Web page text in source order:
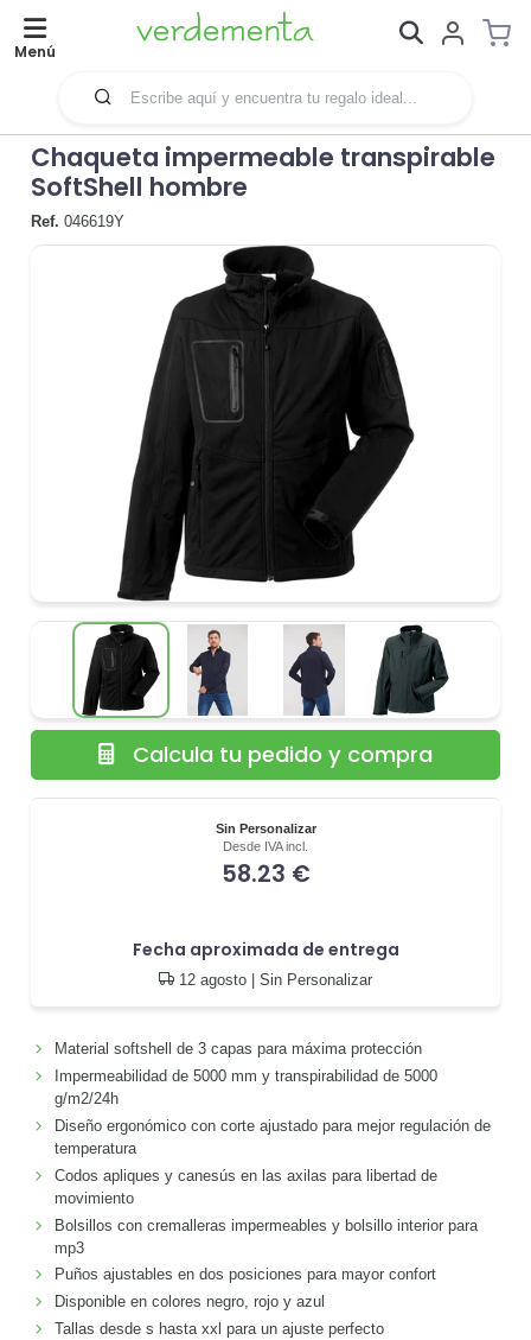
Menú
Chaqueta impermeable transpirable
SoftShell hombre
Ref. 046619Y
Sin Personalizar
Desde IVA incl.
58.23 €
Fecha aproximada de entrega
12 agosto | Sin Personalizar
Calcula tu pedido y compra
Material softshell de 3 capas para máxima protección
Impermeabilidad de 5000 mm y transpirabilidad de 5000
g/m2/24h
Diseño ergonómico con corte ajustado para mejor regulación de
temperatura
Codos apliques y canesús en las axilas para libertad de
movimiento
Bolsillos con cremalleras impermeables y bolsillo interior para
mp3
Puños ajustables en dos posiciones para mayor confort
Disponible en colores negro, rojo y azul
Tallas desde s hasta xxl para un ajuste perfecto